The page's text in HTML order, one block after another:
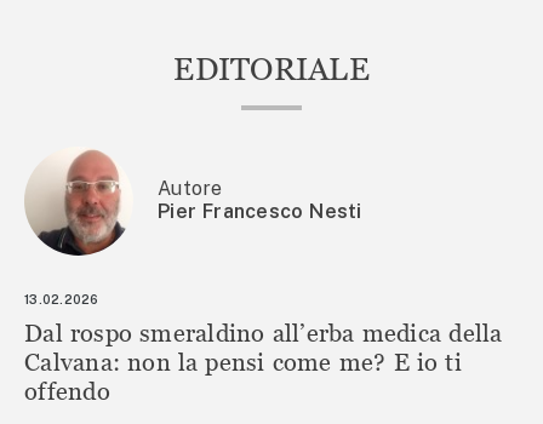
EDITORIALE
Autore
Pier Francesco Nesti
13.02.2026
Dal rospo smeraldino all’erba medica della
Calvana: non la pensi come me? E io ti
offendo